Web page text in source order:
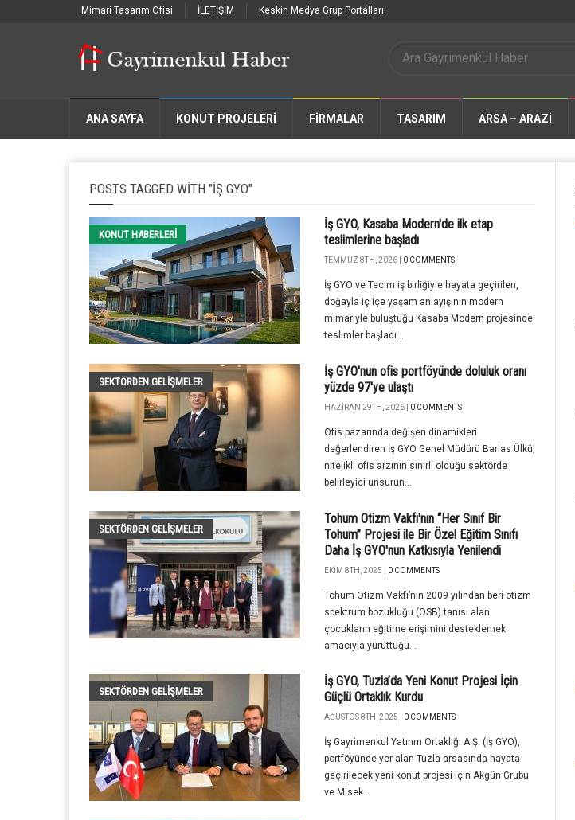
Mimari Tasarım Ofisi İLETİŞİM Keskin Medya Grup Portalları
ANA SAYFA KONUT PROJELERİ FIRMALAR TASARIM ARSA – ARAZİ
POSTS TAGGED WITH "İŞ GYO"
KONUT HABERLERI
İş GYO, Kasaba Modern'de ilk etap
teslimlerine başladı
TEMMUZ 8TH, 2026 | 0 COMMENTS
İş GYO ve Tecim iş birliğiyle hayata geçirilen,
doğayla iç içe yaşam anlayışının modern
mimariyle buluştuğu Kasaba Modern projesinde
teslimler başladı....
SEKTÖRDEN GELIŞMELER
İş GYO'nun ofis portföyünde doluluk oranı
yüzde 97'ye ulaştı
HAZIRAN 29TH, 2026 | 0 COMMENTS
Ofis pazarında değişen dinamikleri
değerlendiren İş GYO Genel Müdürü Barlas Ülkü,
nitelikli ofis arzının sınırlı olduğu sektörde
belirleyici unsurun...
SEKTÖRDEN GELIŞMELER
Tohum Otizm Vakfı'nın “Her Sınıf Bir
Tohum” Projesi ile Bir Özel Eğitim Sınıfı
Daha İş GYO'nun Katkısıyla Yenilendi
EKIM 8TH, 2025 | 0 COMMENTS
Tohum Otizm Vakfı’nın 2009 yılından beri otizm
spektrum bozukluğu (OSB) tanısı alan
çocukların eğitime erişimini desteklemek
amacıyla yürüttüğü...
SEKTÖRDEN GELIŞMELER
İş GYO, Tuzla’da Yeni Konut Projesi İçin
Güçlü Ortaklık Kurdu
AĞUSTOS 8TH, 2025 | 0 COMMENTS
İş Gayrimenkul Yatırım Ortaklığı A.Ş. (İş GYO),
portföyünde yer alan Tuzla arsasında hayata
geçirilecek yeni konut projesi için Akgün Grubu
ve Misek...